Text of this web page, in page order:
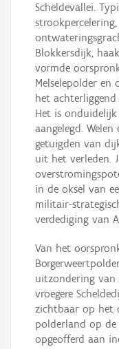
Scheldevallei.
Blokkersdijk,
vormde
Melselepolder en
het
Het is
aangelegd.
getuigden van
uit het verleden.
in de oksel van
militair-
verdediging van
Van het
uitzondering van
vroegere
zichtbaar op het
polderland op de
opgeofferd aan